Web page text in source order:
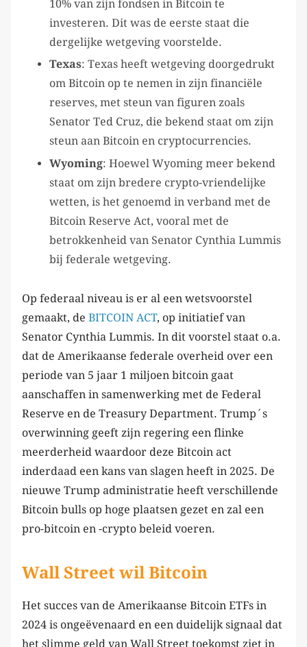
10% van zijn fondsen in Bitcoin te
investeren. Dit was de eerste staat die
dergelijke wetgeving voorstelde.
Texas: Texas heeft wetgeving doorgedrukt
om Bitcoin op te nemen in zijn financiële
reserves, met steun van figuren zoals
Senator Ted Cruz, die bekend staat om zijn
steun aan Bitcoin en cryptocurrencies.
Wyoming: Hoewel Wyoming meer bekend
staat om zijn bredere crypto-vriendelijke
wetten, is het genoemd in verband met de
Bitcoin Reserve Act, vooral met de
betrokkenheid van Senator Cynthia Lummis
bij federale wetgeving.
Op federaal niveau is er al een wetsvoorstel
gemaakt, de BITCOIN ACT, op initiatief van
Senator Cynthia Lummis. In dit voorstel staat o.a.
dat de Amerikaanse federale overheid over een
periode van 5 jaar 1 miljoen bitcoin gaat
aanschaffen in samenwerking met de Federal
Reserve en de Treasury Department. Trump´s
overwinning geeft zijn regering een flinke
meerderheid waardoor deze Bitcoin act
inderdaad een kans van slagen heeft in 2025. De
nieuwe Trump administratie heeft verschillende
Bitcoin bulls op hoge plaatsen gezet en zal een
pro-bitcoin en -crypto beleid voeren.
Wall Street wil Bitcoin
Het succes van de Amerikaanse Bitcoin ETFs in
2024 is ongeëvenaard en een duidelijk signaal dat
het slimme geld van Wall Street toekomst ziet in